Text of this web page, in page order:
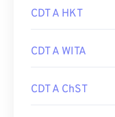
CDT A HKT
CDT A WITA
CDT A ChST